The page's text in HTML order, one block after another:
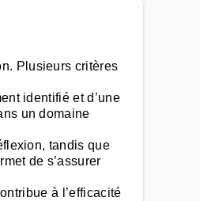
Plusieurs critères
identifié et d’une
un domaine
tandis que
de s’assurer
à l’efficacité